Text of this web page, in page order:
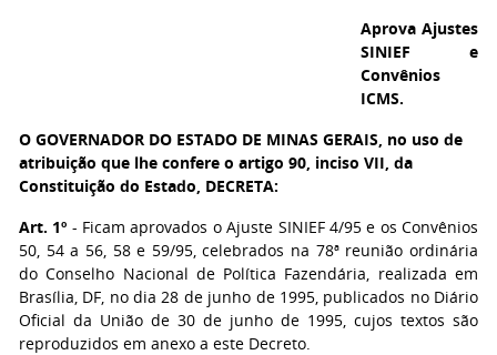
Aprova Ajustes
SINIEF e
Convênios
ICMS.
O GOVERNADOR DO ESTADO DE MINAS GERAIS, no uso de
atribuição que lhe confere o artigo 90, inciso VII, da
Constituição do Estado, DECRETA:
Art. 1º - Ficam aprovados o Ajuste SINIEF 4/95 e os Convênios
50, 54 a 56, 58 e 59/95, celebrados na 78ª reunião ordinária
do Conselho Nacional de Política Fazendária, realizada em
Brasília, DF, no dia 28 de junho de 1995, publicados no Diário
Oficial da União de 30 de junho de 1995, cujos textos são
reproduzidos em anexo a este Decreto.